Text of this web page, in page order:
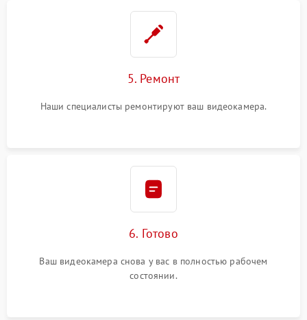
5. Ремонт
Наши специалисты ремонтируют ваш видеокамера.
6. Готово
Ваш видеокамера снова у вас в полностью рабочем
состоянии.